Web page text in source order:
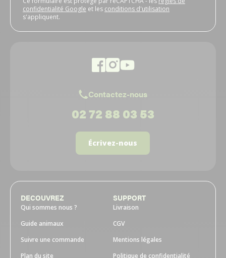
confidentialité Google et les conditions d'utilisation
s'appliquent.
Contactez-nous
02 72 88 03 53
Écrivez-nous
DECOUVREZ
Qui sommes nous ?
Guide animaux
Suivre une commande
Plan du site
SUPPORT
Livraison
CGV
Mentions légales
Politique de confidentialité